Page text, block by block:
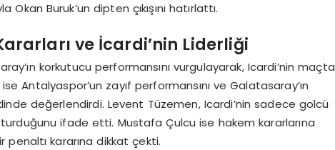
Buruk’un dipten çıkışını hatırlattı.
ve İcardi’nin Liderliği
korkutucu performansını vurgulayarak, Icardi’nin maçta
Antalyaspor’un zayıf performansını ve Galatasaray’ın
değerlendirdi. Levent Tüzemen, Icardi’nin sadece golcü
ifade etti. Mustafa Çulcu ise hakem kararlarına
kararına dikkat çekti.